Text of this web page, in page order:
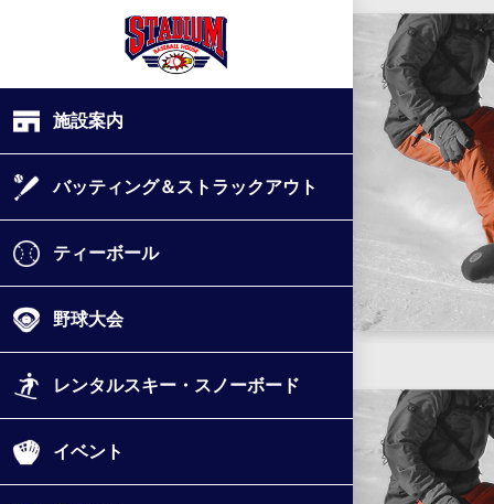
施設案内
バッティング＆ストラックアウト
ティーボール
野球大会
レンタルスキー・スノーボード
イベント